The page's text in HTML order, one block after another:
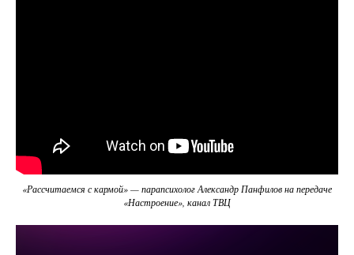
«Рассчитаемся с кармой» — парапсихолог Александр Панфилов на передаче
«Настроение», канал ТВЦ